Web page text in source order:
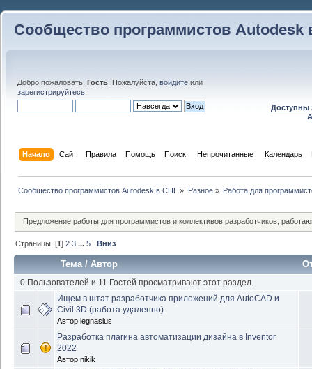
Сообщество программистов Autodesk
Добро пожаловать, Гость . Пожалуйста, войдите или
зарегистрируйтесь
Доступны
Начало Сайт Правила Помощь Поиск Непрочитанные Календарь
Сообщество программистов Autodesk в СНГ » Разное» Работа для
Предложение работы для программистов и коллективов разработчиков,
Страницы: [1]2 3 ...5 Вниз
Тема /Автор
0 Пользователей и 11 Гостей просматривают этот раздел.
Ищем в штат разработчика приложений для AutoCAD и
Civil 3D (работа удаленно)
Автор legnasius
Разработка плагина автоматизации дизайна в Inventor
2022
Автор nikik